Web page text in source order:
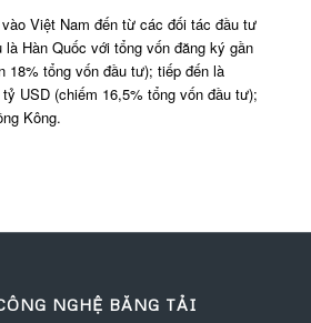
Việt Nam đến từ các đối tác đầu tư
Hàn Quốc với tổng vốn đăng ký gần
18% tổng vốn đầu tư); tiếp đến là
USD (chiếm 16,5% tổng vốn đầu tư);
Kông.
NGHỆ BĂNG TẢI